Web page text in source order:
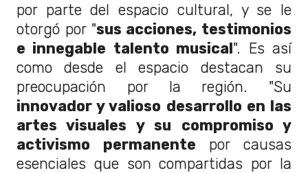
por parte del espacio cultural, y se le
otorgó por "sus acciones, testimonios
e innegable talento musical". Es así
como desde el espacio destacan su
preocupación por la región. "Su
innovador y valioso desarrollo en las
artes visuales y su compromiso y
activismo permanente por causas
esenciales que son compartidas por la